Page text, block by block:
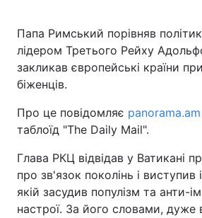
Папа Римський порівняв
лідером Третього Рейху
закликав європейські країни
біженців.
Про це повідомляє panorama.am
таблоїд "The Daily Mail".
Глава РКЦ відвідав у Ватикані
про зв'язок поколінь і
якій засудив популізм та анти-
настрої. За його словами, дуже